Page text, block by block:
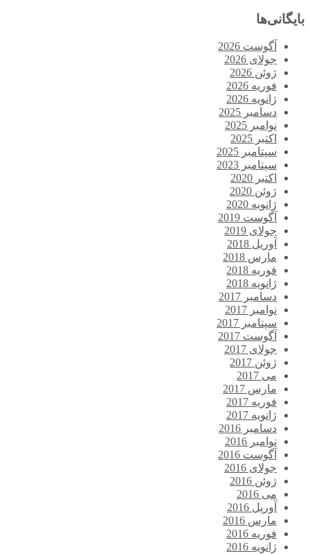
بایگانی‌ها
آگوست 2026
جولای 2026
ژوئن 2026
فوریه 2026
ژانویه 2026
دسامبر 2025
نوامبر 2025
اکتبر 2025
سپتامبر 2025
سپتامبر 2023
اکتبر 2020
ژوئن 2020
ژانویه 2020
آگوست 2019
جولای 2019
آوریل 2018
مارس 2018
فوریه 2018
ژانویه 2018
دسامبر 2017
نوامبر 2017
سپتامبر 2017
آگوست 2017
جولای 2017
ژوئن 2017
می 2017
مارس 2017
فوریه 2017
ژانویه 2017
دسامبر 2016
نوامبر 2016
آگوست 2016
جولای 2016
ژوئن 2016
می 2016
آوریل 2016
مارس 2016
فوریه 2016
ژانویه 2016